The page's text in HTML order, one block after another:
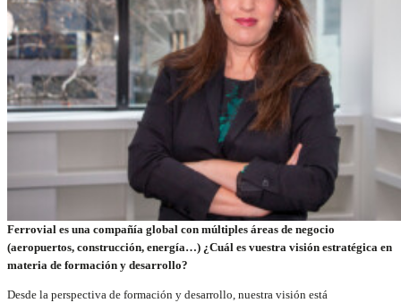
Ferrovial es una compañía global con múltiples áreas de negocio
(aeropuertos, construcción, energía…) ¿Cuál es vuestra visión estratégica en
materia de formación y desarrollo?
Desde la perspectiva de formación y desarrollo, nuestra visión está